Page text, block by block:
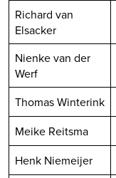
Richard van
Elsacker
Nienke van der
Werf
Thomas Winterink
Meike Reitsma
Henk Niemeijer